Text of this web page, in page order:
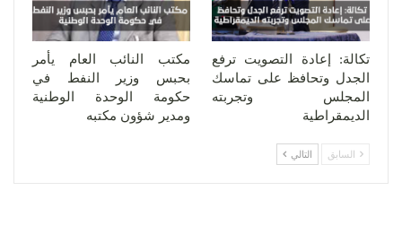
تكالة: إعادة التصويت ترفع
الجدل وتحافظ على تماسك
المجلس وتجربته
الديمقراطية
مكتب النائب العام يأمر
بحبس وزير النفط في
حكومة الوحدة الوطنية
ومدير شؤون مكتبه
السابق التالي